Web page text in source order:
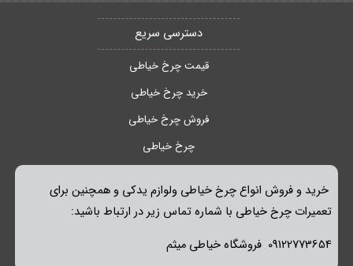
فعالیت میکند زیرا ممکن است نتوانید قطعه اصلی این نوع اتو
بخار را به راحتی از هر فروشگاهی بیابید. فروشگاه چرخ خیاطی
میثم از فروشگاه های فعال در این زمینه میباشد و میتوانید به
راحتی و با اطمینان کامل از اصل بودن قطعه خرید لوازم یدکی
اتو بخار سیلتر را انجام دهید.
فروش لوازم یدکی اتو بخار سیلتر
تخصص و تجربه نمیتوان لوازم یدکی مناسبی را به مشتری
دسترسی سریع
قیمت چرخ خیاطی
خرید چرخ خیاطی
فروش چرخ خیاطی
چرخ خیاطی
خرید و فروش انواع چرخ خیاطی ولوازم یدکی و همچنین برای
تعمیرات چرخ خیاطی با شماره تماس زیر در ارتباط باشید:
09122773654 فروشگاه خیاطی میثم